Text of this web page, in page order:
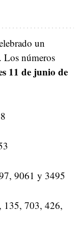
un
Los números
11 de junio de
9061 y 3495
135, 703, 426,